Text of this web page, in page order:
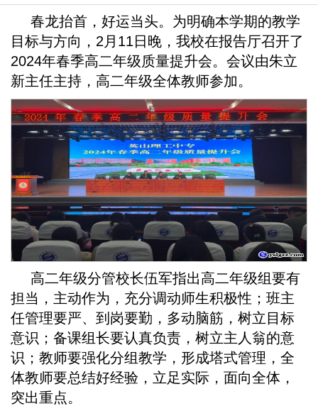
春龙抬首，好运当头。为明确本学期的教学
目标与方向，2月11日晚，我校在报告厅召开了
2024年春季高二年级质量提升会。会议由朱立
新主任主持，高二年级全体教师参加。
高二年级分管校长伍军指出高二年级组要有
担当，主动作为，充分调动师生积极性；班主
任管理要严、到岗要勤，多动脑筋，树立目标
意识；备课组长要认真负责，树立主人翁的意
识；教师要强化分组教学，形成塔式管理，全
体教师要总结好经验，立足实际，面向全体，
突出重点。